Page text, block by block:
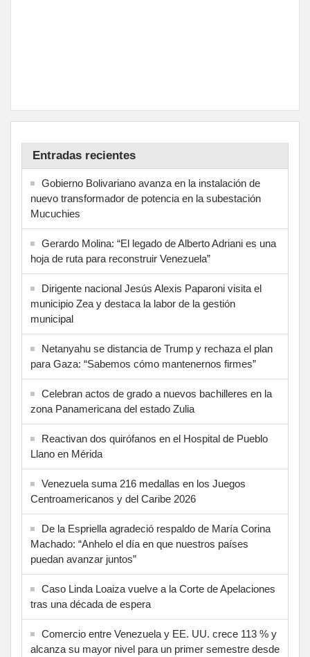
Entradas recientes
Gobierno Bolivariano avanza en la instalación de
nuevo transformador de potencia en la subestación
Mucuchies
Gerardo Molina: “El legado de Alberto Adriani es una
hoja de ruta para reconstruir Venezuela”
Dirigente nacional Jesús Alexis Paparoni visita el
municipio Zea y destaca la labor de la gestión
municipal
Netanyahu se distancia de Trump y rechaza el plan
para Gaza: “Sabemos cómo mantenernos firmes”
Celebran actos de grado a nuevos bachilleres en la
zona Panamericana del estado Zulia
Reactivan dos quirófanos en el Hospital de Pueblo
Llano en Mérida
Venezuela suma 216 medallas en los Juegos
Centroamericanos y del Caribe 2026
De la Espriella agradeció respaldo de María Corina
Machado: “Anhelo el día en que nuestros países
puedan avanzar juntos”
Caso Linda Loaiza vuelve a la Corte de Apelaciones
tras una década de espera
Comercio entre Venezuela y EE. UU. crece 113 % y
alcanza su mayor nivel para un primer semestre desde